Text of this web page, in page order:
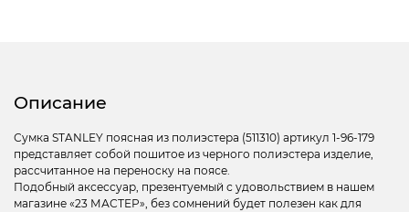
Описание
Сумка STANLEY поясная из полиэстера (511310) артикул 1-96-179
представляет собой пошитое из черного полиэстера изделие,
рассчитанное на переноску на поясе.
Подобный аксессуар, презентуемый с удовольствием в нашем
магазине «23 МАСТЕР», без сомнений будет полезен как для